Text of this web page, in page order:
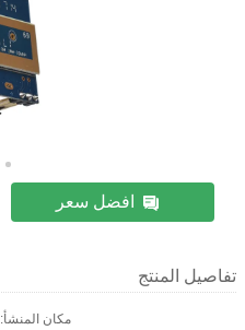
افضل سعر
تفاصيل المنتج
مكان المنشأ: